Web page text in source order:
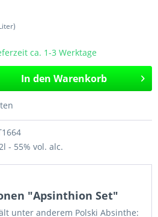
ca. 1-3 Werktage
In den Warenkorb
- 55% vol. alc.
"Apsinthion Set"
unter anderem Polski Absinthe: